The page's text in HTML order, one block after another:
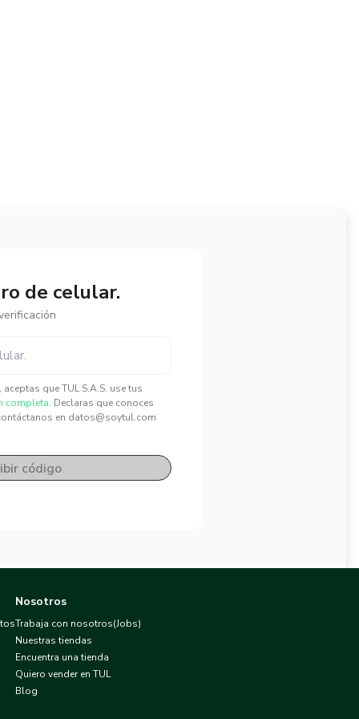
de celular.
que TUL S.A.S. use tus
completa. Declaras que conoces
en datos@soytul.com
código
Nosotros
Trabaja con nosotros(Jobs)
Nuestras tiendas
Encuentra una tienda
Quiero vender en TUL
Blog